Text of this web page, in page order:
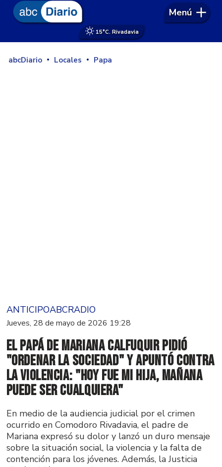
15°C. Rivadavia
Menú
abcDiario Locales Papa
ANTICIPOABCRADIO
Jueves, 28 de mayo de 2026 19:28
El papá de Mariana Calfuquir pidió
"ordenar la sociedad" y apuntó contra
la violencia: "Hoy fue mi hija, mañana
puede ser cualquiera"
En medio de la audiencia judicial por el crimen
ocurrido en Comodoro Rivadavia, el padre de
Mariana expresó su dolor y lanzó un duro mensaje
sobre la situación social, la violencia y la falta de
contención para los jóvenes. Además, la Justicia